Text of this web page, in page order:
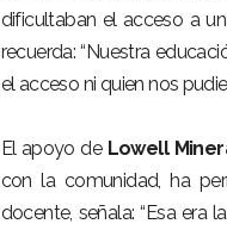
dificultaban el acceso a
recuerda: “Nuestra
el acceso ni quien nos
El apoyo de Lowell
con la comunidad, ha
docente, señala: “Esa era